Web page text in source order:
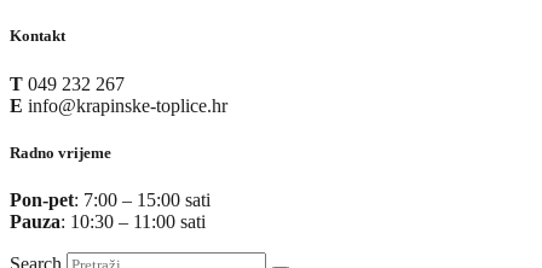
Kontakt
T 049 232 267
E info@krapinske-toplice.hr
Radno vrijeme
Pon-pet: 7:00 – 15:00 sati
Pauza: 10:30 – 11:00 sati
Search